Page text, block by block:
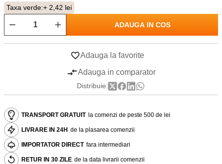
Taxa verde:+ 2,42 lei
ADAUGA IN COS
Adauga la favorite
Adauga in comparator
Distribuie:
TRANSPORT GRATUIT la comenzi de peste 500 de lei
LIVRARE IN 24H de la plasarea comenzii
IMPORTATOR DIRECT fara intermediari
RETUR IN 30 ZILE de la data livrarii comenzii